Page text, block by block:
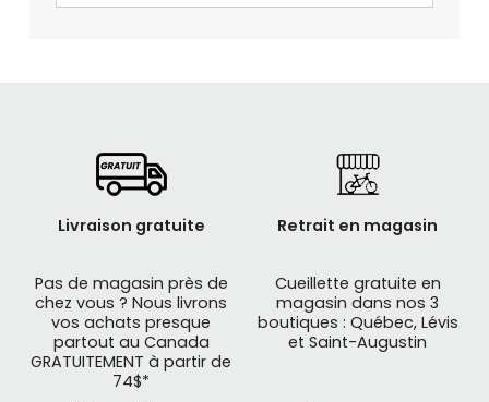
Livraison gratuite
Pas de magasin près de
chez vous ? Nous livrons
vos achats presque
partout au Canada
GRATUITEMENT à partir de
74$*
Retrait en magasin
Cueillette gratuite en
magasin dans nos 3
boutiques : Québec, Lévis
et Saint-Augustin